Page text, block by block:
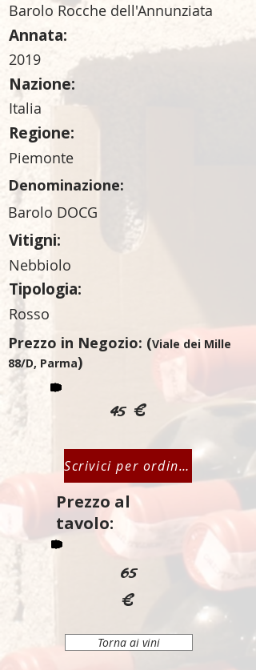
Barolo Rocche dell'Annunziata
Annata:
2019
Nazione:
Italia
Regione:
Piemonte
Denominazione:
Barolo DOCG
Vitigni:
Nebbiolo
Tipologia:
Rosso
Prezzo in Negozio: (Viale dei Mille
88/D, Parma)
45 €
Scrivici per ordinare
Prezzo al
tavolo:
65
€
Torna ai vini